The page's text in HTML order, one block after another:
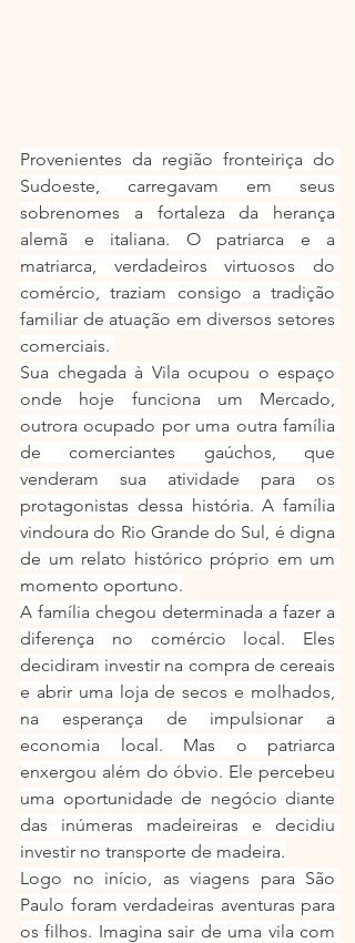
Provenientes da região fronteiriça do
Sudoeste, carregavam em seus
sobrenomes a fortaleza da herança
alemã e italiana. O patriarca e a
matriarca, verdadeiros virtuosos do
comércio, traziam consigo a tradição
familiar de atuação em diversos setores
comerciais.
Sua chegada à Vila ocupou o espaço
onde hoje funciona um Mercado,
outrora ocupado por uma outra família
de comerciantes gaúchos, que
venderam sua atividade para os
protagonistas dessa história. A família
vindoura do Rio Grande do Sul, é digna
de um relato histórico próprio em um
momento oportuno.
A família chegou determinada a fazer a
diferença no comércio local. Eles
decidiram investir na compra de cereais
e abrir uma loja de secos e molhados,
na esperança de impulsionar a
economia local. Mas o patriarca
enxergou além do óbvio. Ele percebeu
uma oportunidade de negócio diante
das inúmeras madeireiras e decidiu
investir no transporte de madeira.
Logo no início, as viagens para São
Paulo foram verdadeiras aventuras para
os filhos. Imagina sair de uma vila com